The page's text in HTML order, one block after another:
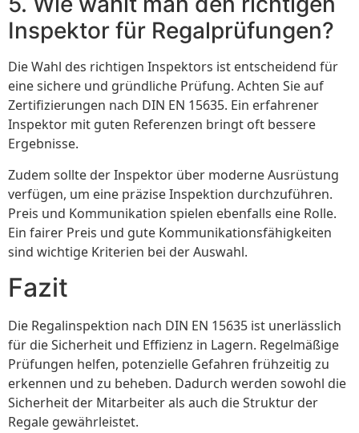
Inspektor für Regalprüfungen?
Die Wahl des richtigen Inspektors ist entscheidend für
eine sichere und gründliche Prüfung. Achten Sie auf
Zertifizierungen nach DIN EN 15635. Ein erfahrener
Inspektor mit guten Referenzen bringt oft bessere
Ergebnisse.
Zudem sollte der Inspektor über moderne Ausrüstung
verfügen, um eine präzise Inspektion durchzuführen.
Preis und Kommunikation spielen ebenfalls eine Rolle.
Ein fairer Preis und gute Kommunikationsfähigkeiten
sind wichtige Kriterien bei der Auswahl.
Fazit
Die Regalinspektion nach DIN EN 15635 ist unerlässlich
für die Sicherheit und Effizienz in Lagern. Regelmäßige
Prüfungen helfen, potenzielle Gefahren frühzeitig zu
erkennen und zu beheben. Dadurch werden sowohl die
Sicherheit der Mitarbeiter als auch die Struktur der
Regale gewährleistet.